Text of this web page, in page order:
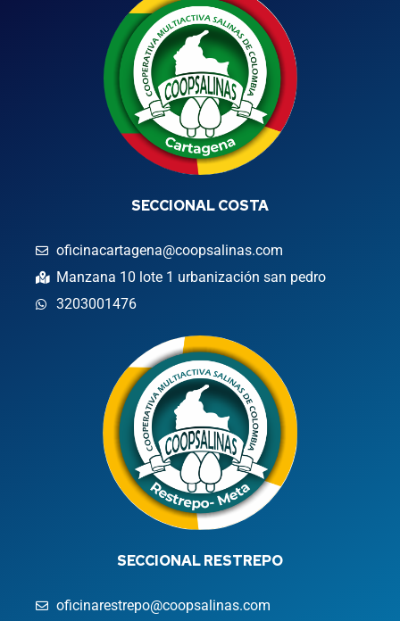
SECCIONAL COSTA
oficinacartagena@coopsalinas.com
Manzana 10 lote 1 urbanización san pedro
3203001476
SECCIONAL RESTREPO
oficinarestrepo@coopsalinas.com